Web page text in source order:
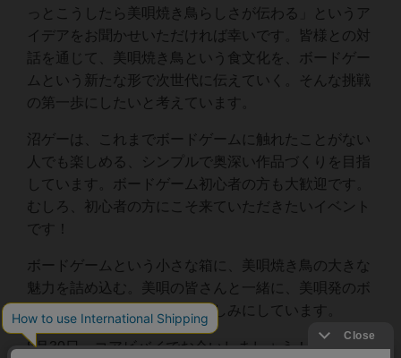
っとこうしたら美唄焼き鳥らしさが伝わる」というア
イデアをお聞かせいただければ幸いです。皆様との対
話を通じて、美唄焼き鳥という食文化を、ボードゲー
ムという新たな形で次世代に伝えていく。そんな挑戦
の第一歩にしたいと考えています。
沼ゲーは、これまでボードゲームに触れたことがない
人でも楽しめる、シンプルで奥深い作品づくりを目指
しています。ボードゲーム初心者の方も大歓迎です。
むしろ、初心者の方にこそ来ていただきたいイベント
です！
ボードゲームという小さな箱に、美唄焼き鳥の大きな
魅力を詰め込む。美唄の皆さんと一緒に、美唄発のボ
ードゲームを作れることを楽しみにしています。
8月30日、コアビバイでお会いしましょう！
閉じる